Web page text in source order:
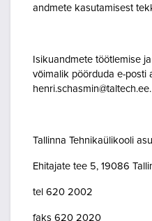
andmete kasutamisest
Isikuandmete töötlemise
võimalik pöörduda e-posti
henri.schasmin@taltech.ee.
Tallinna Tehnikaülikooli
Ehitajate tee 5, 19086
tel 620 2002
faks 620 2020